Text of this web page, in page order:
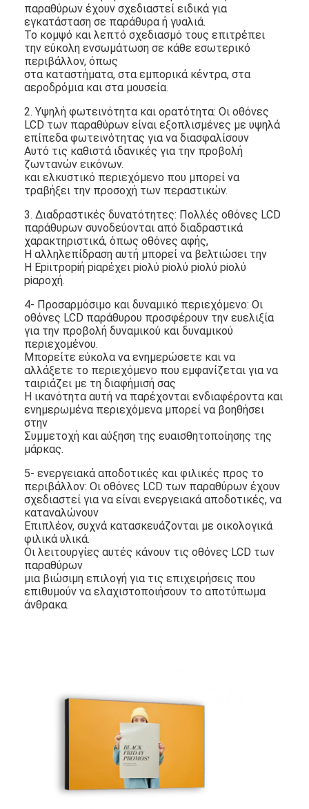
Σπίτι
Προϊόντα
Βίντεο
Γύρος εργοστασίων
Ποιοτικός έλεγχος
Ειδήσεις
συνομιλία τώρα
Επίδειξη παραθύρων LCD
πλαισιωμένη διπλάσιο οθόνη LCD
Υπαίθρια επίδειξη LCD
Υπαίθριο Drive μέσω των πινάκων επιλογών
μικρή επιτροπή LCD
Αναγνώσιμη LCD επιτροπή φωτός του ήλιου
Υψηλό Tni LCD
Εσωτερικός ψηφιακός πίνακας επιλογών
Εσωτερικό ψηφιακό σύστημα σηματοδότησης
Αδιάβροχο ψηφιακό σύστημα σηματοδότησης
παραθύρων έχουν σχεδιαστεί ειδικά για
εγκατάσταση σε παράθυρα ή γυαλιά.
Το κομψό και λεπτό σχεδιασμό τους επιτρέπει
την εύκολη ενσωμάτωση σε κάθε εσωτερικό
περιβάλλον, όπως
στα καταστήματα, στα εμπορικά κέντρα, στα
αεροδρόμια και στα μουσεία.
2. Υψηλή φωτεινότητα και ορατότητα: Οι οθόνες
LCD των παραθύρων είναι εξοπλισμένες με υψηλά
επίπεδα φωτεινότητας για να διασφαλίσουν
Αυτό τις καθιστά ιδανικές για την προβολή
ζωντανών εικόνων.
και ελκυστικό περιεχόμενο που μπορεί να
τραβήξει την προσοχή των περαστικών.
3. Διαδραστικές δυνατότητες: Πολλές οθόνες LCD
παράθυρων συνοδεύονται από διαδραστικά
χαρακτηριστικά, όπως οθόνες αφής,
Η αλληλεπίδραση αυτή μπορεί να βελτιώσει την
Η Εpiιτροpiή piαρέχει piολύ piολύ piολύ piολύ
piαροχή.
4- Προσαρμόσιμο και δυναμικό περιεχόμενο: Οι
οθόνες LCD παράθυρου προσφέρουν την ευελιξία
για την προβολή δυναμικού και δυναμικού
περιεχομένου.
Μπορείτε εύκολα να ενημερώσετε και να
αλλάξετε το περιεχόμενο που εμφανίζεται για να
ταιριάζει με τη διαφήμισή σας
Η ικανότητα αυτή να παρέχονται ενδιαφέροντα και
ενημερωμένα περιεχόμενα μπορεί να βοηθήσει
στην
Συμμετοχή και αύξηση της ευαισθητοποίησης της
μάρκας.
5- ενεργειακά αποδοτικές και φιλικές προς το
περιβάλλον: Οι οθόνες LCD των παραθύρων έχουν
σχεδιαστεί για να είναι ενεργειακά αποδοτικές, να
καταναλώνουν
Επιπλέον, συχνά κατασκευάζονται με οικολογικά
φιλικά υλικά.
Οι λειτουργίες αυτές κάνουν τις οθόνες LCD των
παραθύρων
μια βιώσιμη επιλογή για τις επιχειρήσεις που
επιθυμούν να ελαχιστοποιήσουν το αποτύπωμα
άνθρακα.